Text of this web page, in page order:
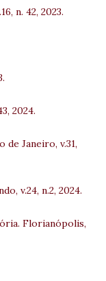
n. 42, 2023.
2024.
de Janeiro, v.31,
v.24, n.2, 2024.
Florianópolis,